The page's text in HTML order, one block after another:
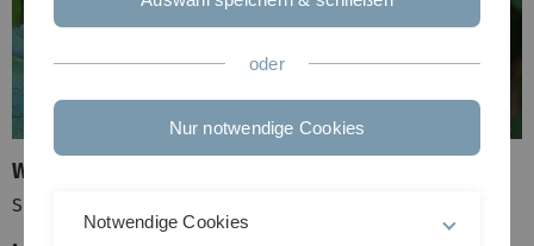
Wirk- und Inhaltsstoffe
Schleimstoffe, Flavonoide, Gerbstoffe
oder
Nur notwendige Cookies
Notwendige Cookies